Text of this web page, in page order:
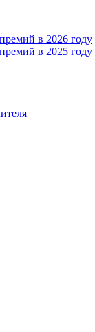
в 2026 году
в 2025 году